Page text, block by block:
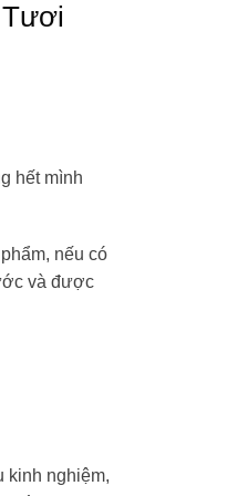
hết mình
nếu có
và được
kinh nghiệm,